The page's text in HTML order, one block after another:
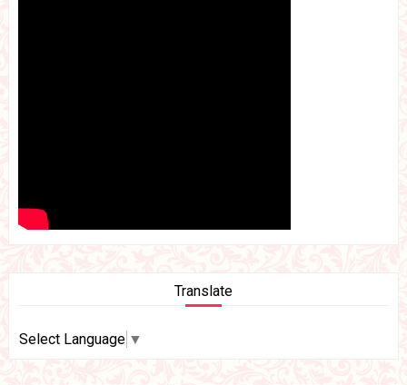
Translate
Select Language ▼